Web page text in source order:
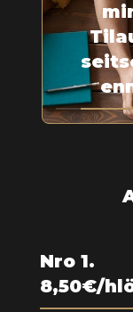
Nro 1.
8,50€/